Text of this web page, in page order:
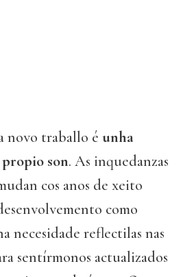
novo traballo é unha
son. As inquedanzas
cos anos de xeito
como
necesidade reflectilas nas
sentírmonos actualizados